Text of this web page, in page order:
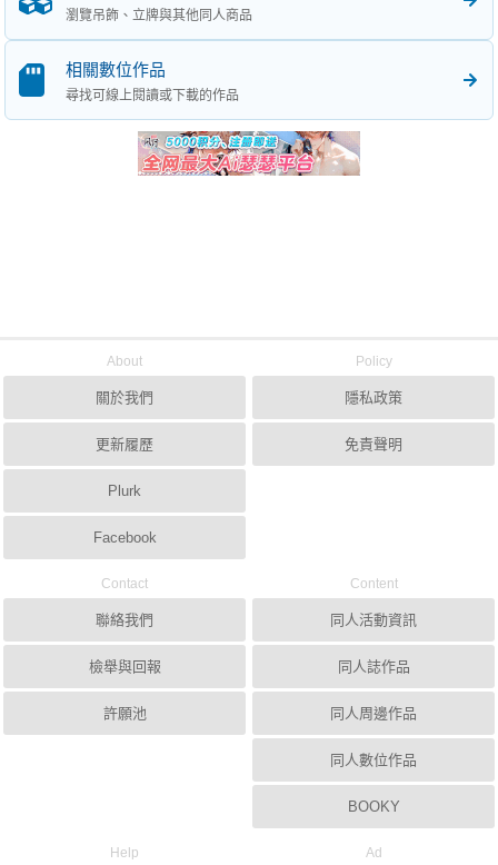
瀏覽吊飾、立牌與其他同人商品
相關數位作品
尋找可線上閱讀或下載的作品
About
關於我們
更新履歷
Plurk
Facebook
Policy
隱私政策
免責聲明
Contact
聯絡我們
檢舉與回報
許願池
Content
同人活動資訊
同人誌作品
同人周邊作品
同人數位作品
BOOKY
Help Ad